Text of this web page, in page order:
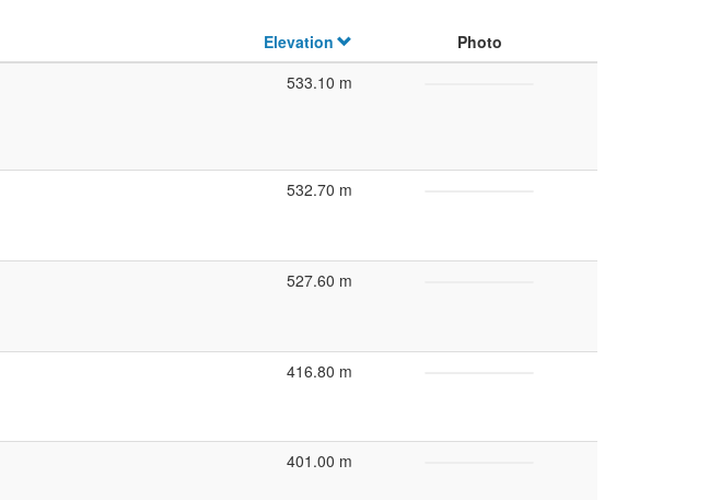
Elevation
Photo
533.10 m
532.70 m
527.60 m
416.80 m
401.00 m